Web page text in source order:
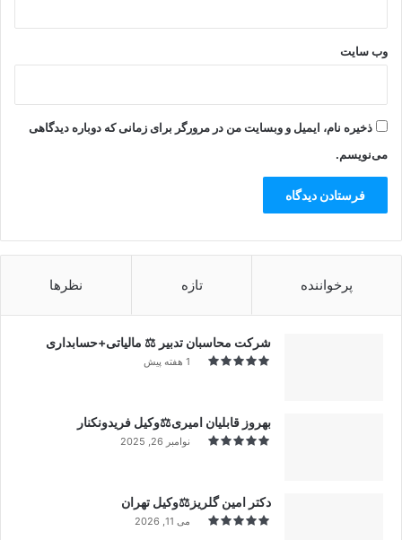
وب‌ سایت
ذخیره نام، ایمیل و وبسایت من در مرورگر برای زمانی که دوباره دیدگاهی
می‌نویسم.
پرخواننده تازه نظرها
شرکت محاسبان تدبیر ⚖️ مالیاتی+حسابداری
1 هفته پیش
بهروز قابلیان امیری⚖️وکیل فریدونکنار
نوامبر 26, 2025
دکتر امین گلریز⚖️وکیل تهران
می 11, 2026